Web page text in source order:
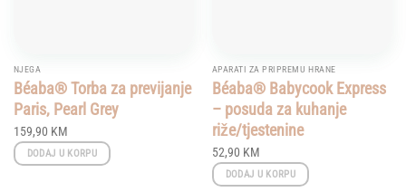
NJEGA
Béaba® Torba za previjanje
Paris, Pearl Grey
159,90 KM
DODAJ U KORPU
APARATI ZA PRIPREMU HRANE
Béaba® Babycook Express
– posuda za kuhanje
riže/tjestenine
52,90 KM
DODAJ U KORPU